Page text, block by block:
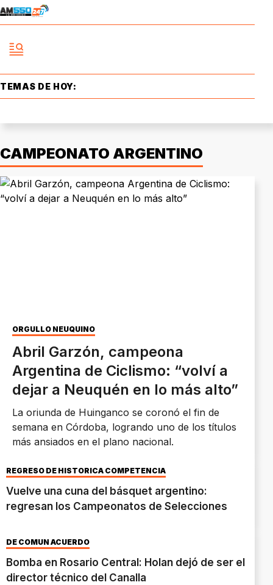
TEMAS DE HOY:
CAMPEONATO ARGENTINO
ORGULLO NEUQUINO
Abril Garzón, campeona
Argentina de Ciclismo: “volví a
dejar a Neuquén en lo más alto”
La oriunda de Huinganco se coronó el fin de
semana en Córdoba, logrando uno de los títulos
más ansiados en el plano nacional.
REGRESO DE HISTÓRICA COMPETENCIA
Vuelve una cuna del básquet argentino:
regresan los Campeonatos de Selecciones
DE COMÚN ACUERDO
Bomba en Rosario Central: Holan dejó de ser el
director técnico del Canalla